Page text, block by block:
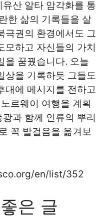
산 알타 암각화를 통
한 삶의 기록들을 살
극권의 환경에서도 그
모하고 자신들의 가치
을 꿈꿨습니다. 오늘
상을 기록하듯 그들도
대에 메시지를 전하고
르웨이 여행을 계획
과 함께 인류의 뿌리
꼭 발걸음을 옮겨보
en/list/352
은 글